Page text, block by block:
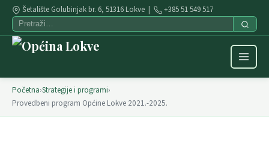
Šetalište Golubinjak br. 6, 51316 Lokve | +385 51 549 517
Početna›Strategije i programi›
Provedbeni program Općine Lokve 2021.-2025.